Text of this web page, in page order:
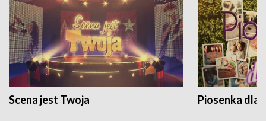
Scena jest Twoja Piosenka dla